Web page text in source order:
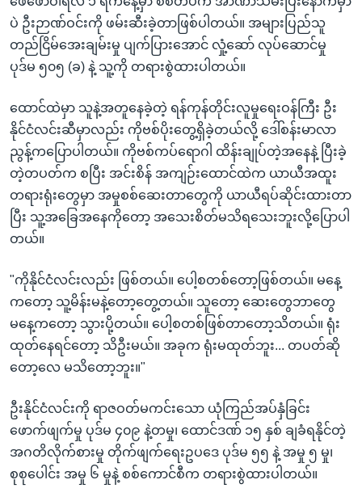
ပဲ ဦးဉာဏ်ဝင်းကို ဖမ်းဆီးခဲ့တာဖြစ်ပါတယ်။ အများပြည်သူ
တည်ငြိမ်အေးချမ်းမှု ပျက်ပြားအောင် လှုံ့ဆော် လုပ်ဆောင်မှု
ပုဒ်မ ၅၀၅ (ခ) နဲ့ သူ့ကို တရားစွဲထားပါတယ်။
ထောင်ထဲမှာ သူနဲ့အတူနေခဲ့တဲ့ ရန်ကုန်တိုင်းလူမှုရေးဝန်ကြီး ဦး
နိုင်ငံလင်းဆီမှာလည်း ကိုဗစ်ပိုးတွေ့ရှိခဲ့တယ်လို့ ဒေါ်စန်းမာလာ
ညွန့်ကပြောပါတယ်။ ကိုဗစ်ကပ်ရောဂါ ထိန်းချုပ်တဲ့အနေနဲ့ ပြီးခဲ့
တဲ့တပတ်က စပြီး အင်းစိန် အကျဉ်းထောင်ထဲက ယာယီအထူး
တရားရုံးတွေမှာ အမှုစစ်ဆေးတာတွေကို ယာယီရပ်ဆိုင်းထားတာ
ပြီး သူ့အခြေအနေကိုတော့ အသေးစိတ်မသိရသေးဘူးလို့ပြောပါ
တယ်။
"ကိုနိုင်ငံလင်းလည်း ဖြစ်တယ်။ ပေါ့စတစ်တော့ဖြစ်တယ်။ မနေ့
ကတော့ သူ့မိန်းမနဲ့တော့တွေ့တယ်။ သူတော့ ဆေးတွေဘာတွေ
မနေ့ကတော့ သွားပို့တယ်။ ပေါ့စတစ်ဖြစ်တာတော့သိတယ်။ ရုံး
ထုတ်နေရင်တော့ သိဦးမယ်။ အခုက ရုံးမထုတ်ဘူး... တပတ်ဆို
တော့လေ မသိတော့ဘူး။"
ဦးနိုင်ငံလင်းကို ရာဇဝတ်မကင်းသော ယုံကြည်အပ်နှံခြင်း
ဖောက်ဖျက်မှု ပုဒ်မ ၄၀၉ နဲ့တမှု၊ ထောင်ဒဏ် ၁၅ နှစ် ချခံရနိုင်တဲ့
အဂတိလိုက်စားမှု တိုက်ဖျက်ရေးဥပဒေ ပုဒ်မ ၅၅ နဲ့ အမှု ၅ မှု၊
စုစုပေါင်း အမှု ၆ မှုနဲ့ စစ်ကောင်စီက တရားစွဲထားပါတယ်။